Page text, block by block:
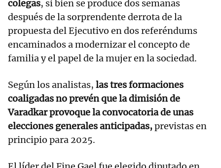
colegas, si bien se produce dos semanas
después de la sorprendente derrota de la
propuesta del Ejecutivo en dos referéndums
encaminados a modernizar el concepto de
familia y el papel de la mujer en la sociedad.
Según los analistas, las tres formaciones
coaligadas no prevén que la dimisión de
Varadkar provoque la convocatoria de unas
elecciones generales anticipadas,previstas en
principio para 2025.